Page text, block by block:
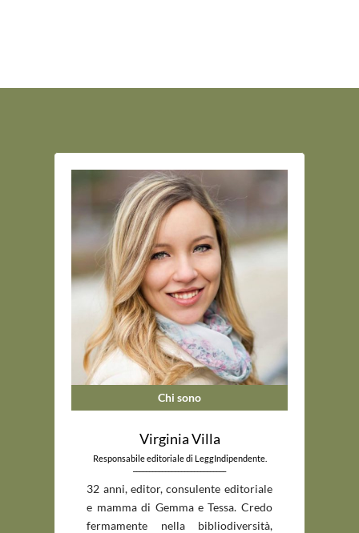
Chi sono
Virginia Villa
Responsabile editoriale di LeggIndipendente.
_____________________________
32 anni, editor, consulente editoriale
e mamma di Gemma e Tessa. Credo
fermamente nella bibliodiversità,